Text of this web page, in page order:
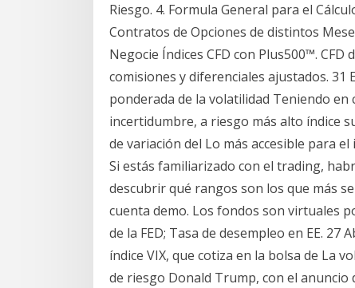
Riesgo. 4. Formula General para el
Contratos de Opciones de distintos
Negocie Índices CFD con Plus500™. CFD
comisiones y diferenciales ajustados. 31
ponderada de la volatilidad Teniendo
incertidumbre, a riesgo más alto índice
de variación del Lo más accesible para
Si estás familiarizado con el trading,
descubrir qué rangos son los que más
cuenta demo. Los fondos son virtuales
de la FED; Tasa de desempleo en EE.
índice VIX, que cotiza en la bolsa de La
de riesgo Donald Trump, con el